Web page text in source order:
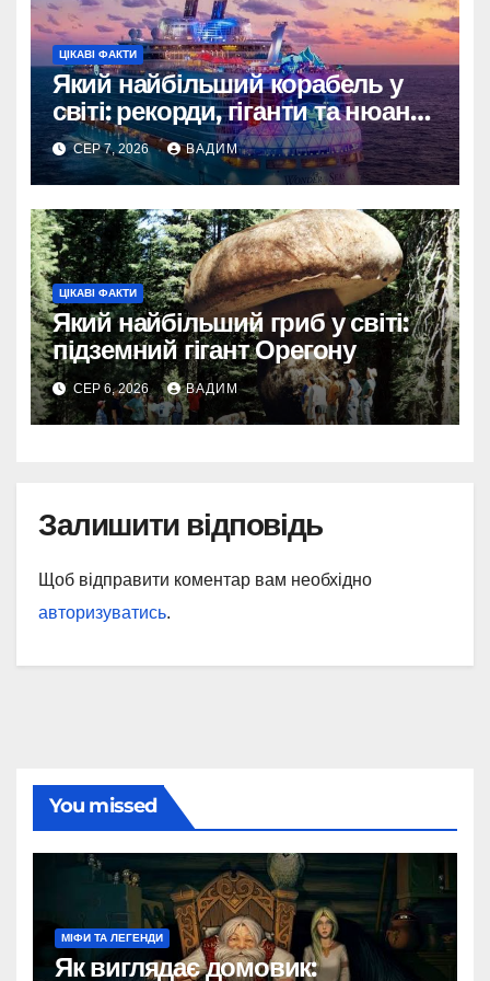
ЦІКАВІ ФАКТИ
Який найбільший корабель у
світі: рекорди, гіганти та нюанси
вимірювання
СЕР 7, 2026 ВАДИМ
ЦІКАВІ ФАКТИ
Який найбільший гриб у світі:
підземний гігант Орегону
СЕР 6, 2026 ВАДИМ
Залишити відповідь
Щоб відправити коментар вам необхідно
авторизуватись.
You missed
МІФИ ТА ЛЕГЕНДИ
Як виглядає домовик: